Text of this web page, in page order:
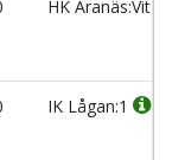
HK Aranäs:Vit
IK Lågan:1